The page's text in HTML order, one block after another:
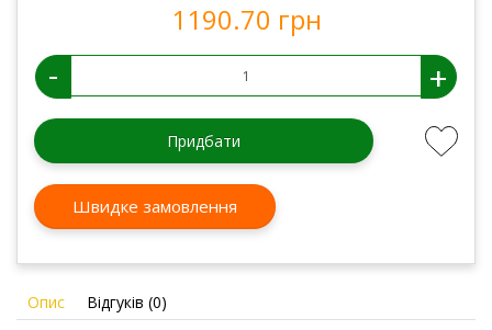
1190.70 грн
- +
Придбати
Швидке замовлення
Опис
Відгуків (0)